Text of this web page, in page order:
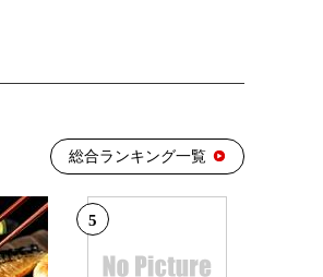
総合ランキング一覧
5